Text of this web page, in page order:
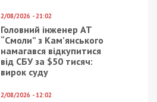
2/08/2026 - 21:02
Головний інженер АТ
“Смоли” з Кам’янського
намагався відкупитися
від СБУ за $50 тисяч:
вирок суду
2/08/2026 - 12:02